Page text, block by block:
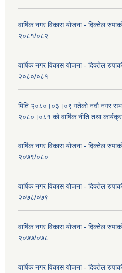
वार्षिक नगर विकास योजना - दिक्तेल
२०८१/०८२
वार्षिक नगर विकास योजना - दिक्तेल
२०८०/०८१
मिति २०८०।०३।०९ गतेको नवौ नगर
२०८०।०८१ को वार्षिक नीति तथा
वार्षिक नगर विकास योजना - दिक्तेल
२०७९/०८०
वार्षिक नगर विकास योजना - दिक्तेल
२०७८/०७९
वार्षिक नगर विकास योजना - दिक्तेल
२०७७/०७८
वार्षिक नगर विकास योजना - दिक्तेल